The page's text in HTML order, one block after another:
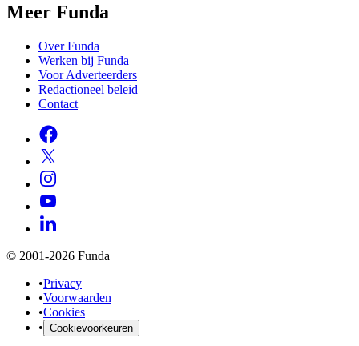
Meer Funda
Over Funda
Werken bij Funda
Voor Adverteerders
Redactioneel beleid
Contact
© 2001-2026 Funda
•Privacy
•Voorwaarden
•Cookies
• Cookievoorkeuren